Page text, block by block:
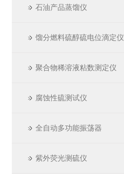
石油产品蒸馏仪
馏分燃料硫醇硫电位滴定仪
聚合物稀溶液粘数测定仪
腐蚀性硫测试仪
全自动多功能振荡器
紫外荧光测硫仪